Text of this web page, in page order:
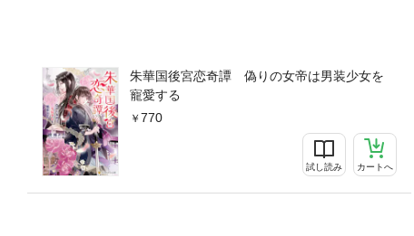
朱華国後宮恋奇譚 偽りの女帝は男装少女を
寵愛する
770
試し読み カートへ